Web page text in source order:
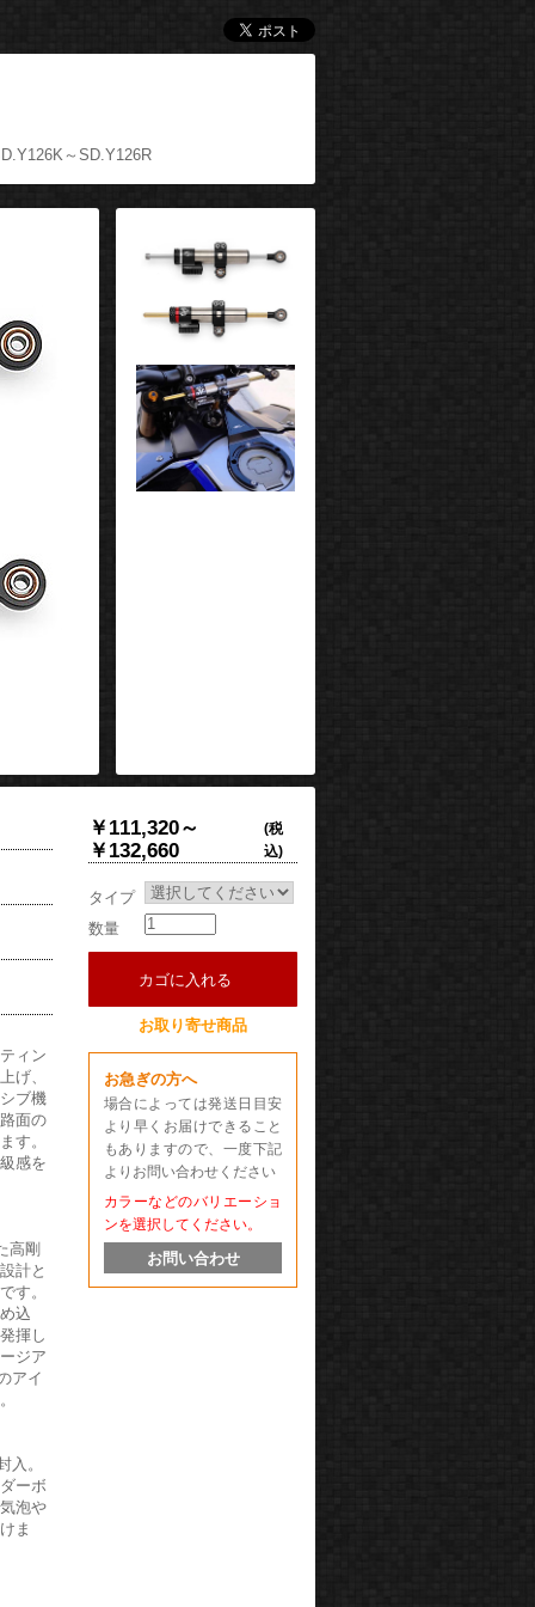
～SD.Y126R
￥111,320～
￥132,660
(税
込)
タイプ
数量
カゴに入れる
お取り寄せ商品
お急ぎの方へ
場合によっては発送日目安
より早くお届けできること
もありますので、一度下記
よりお問い合わせください
カラーなどのバリエーショ
ンを選択してください。
お問い合わせ
ィン
げ、
ブ機
面の
す。
感を
高剛
計と
す。
込
揮し
ジア
アイ
入。
ーボ
泡や
ま